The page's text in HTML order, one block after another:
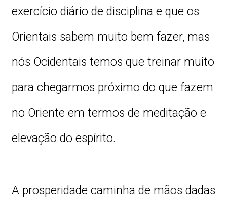
exercício diário de disciplina e que os
Orientais sabem muito bem fazer, mas
nós Ocidentais temos que treinar muito
para chegarmos próximo do que fazem
no Oriente em termos de meditação e
elevação do espírito.
A prosperidade caminha de mãos dadas